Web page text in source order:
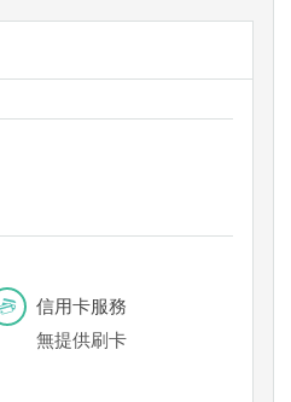
信用卡服務
無提供刷卡